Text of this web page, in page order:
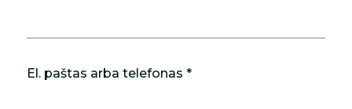
El. paštas arba telefonas *